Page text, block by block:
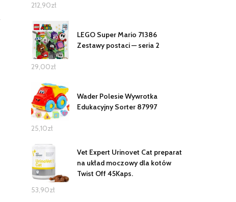
212,90zł
LEGO Super Mario 71386
Zestawy postaci — seria 2
29,00zł
Wader Polesie Wywrotka
Edukacyjny Sorter 87997
25,10zł
Vet Expert Urinovet Cat preparat
na układ moczowy dla kotów
Twist Off 45Kaps.
53,90zł